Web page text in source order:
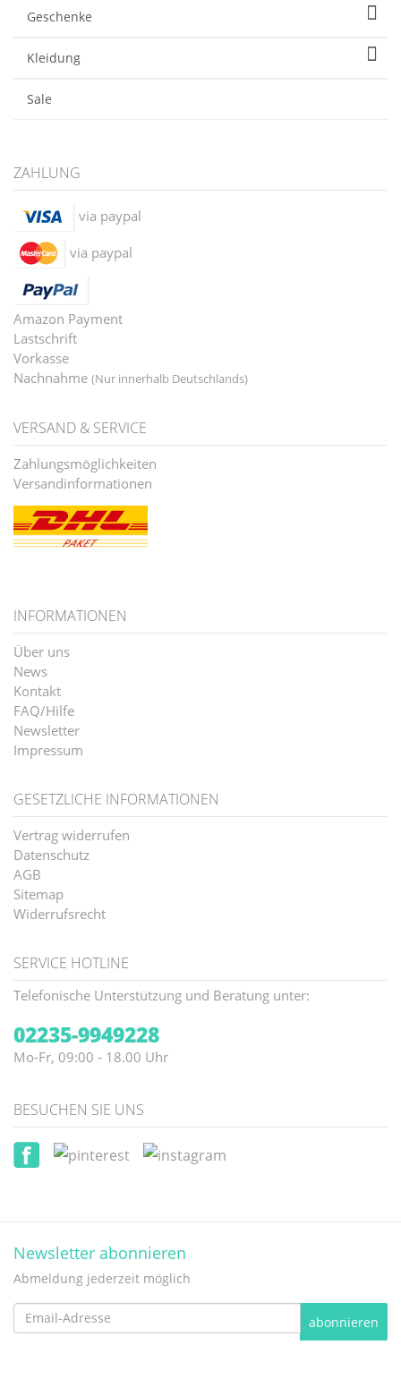
Geschenke
Kleidung
Sale
ZAHLUNG
via paypal
via paypal
Amazon Payment
Lastschrift
Vorkasse
Nachnahme (Nur innerhalb Deutschlands)
VERSAND & SERVICE
Zahlungsmöglichkeiten
Versandinformationen
INFORMATIONEN
Über uns
News
Kontakt
FAQ/Hilfe
Newsletter
Impressum
GESETZLICHE INFORMATIONEN
Vertrag widerrufen
Datenschutz
AGB
Sitemap
Widerrufsrecht
SERVICE HOTLINE
Telefonische Unterstützung und Beratung unter:
02235-9949228
Mo-Fr, 09:00 - 18.00 Uhr
BESUCHEN SIE UNS
Newsletter abonnieren
Abmeldung jederzeit möglich
Email-
Adresse
abonnieren